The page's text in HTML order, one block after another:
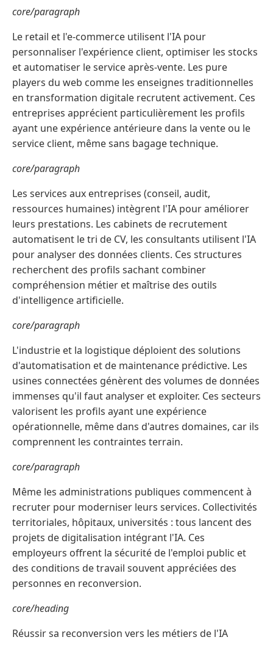
core/paragraph
Le retail et l'e-commerce utilisent l'IA pour
personnaliser l'expérience client, optimiser les stocks
et automatiser le service après-vente. Les pure
players du web comme les enseignes traditionnelles
en transformation digitale recrutent activement. Ces
entreprises apprécient particulièrement les profils
ayant une expérience antérieure dans la vente ou le
service client, même sans bagage technique.
core/paragraph
Les services aux entreprises (conseil, audit,
ressources humaines) intègrent l'IA pour améliorer
leurs prestations. Les cabinets de recrutement
automatisent le tri de CV, les consultants utilisent l'IA
pour analyser des données clients. Ces structures
recherchent des profils sachant combiner
compréhension métier et maîtrise des outils
d'intelligence artificielle.
core/paragraph
L'industrie et la logistique déploient des solutions
d'automatisation et de maintenance prédictive. Les
usines connectées génèrent des volumes de données
immenses qu'il faut analyser et exploiter. Ces secteurs
valorisent les profils ayant une expérience
opérationnelle, même dans d'autres domaines, car ils
comprennent les contraintes terrain.
core/paragraph
Même les administrations publiques commencent à
recruter pour moderniser leurs services. Collectivités
territoriales, hôpitaux, universités : tous lancent des
projets de digitalisation intégrant l'IA. Ces
employeurs offrent la sécurité de l'emploi public et
des conditions de travail souvent appréciées des
personnes en reconversion.
core/heading
Réussir sa reconversion vers les métiers de l'IA